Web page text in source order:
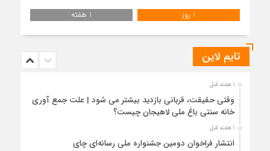
1 روز 1 هفته
تایم لاین
1 هفته قبل
وقتی حقیقت، قربانی بازدید بیشتر می شود | علت جمع آوری
خانه سنتی باغ ملی لاهیجان چیست؟
1 هفته قبل
انتشار فراخوان دومین جشنواره ملی رسانه‌ای چای